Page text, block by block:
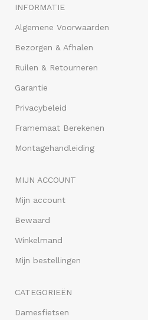
INFORMATIE
Algemene Voorwaarden
Bezorgen & Afhalen
Ruilen & Retourneren
Garantie
Privacybeleid
Framemaat Berekenen
Montagehandleiding
MIJN ACCOUNT
Mijn account
Bewaard
Winkelmand
Mijn bestellingen
CATEGORIEËN
Damesfietsen